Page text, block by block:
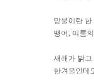
주인이 절
번 정도에
“자네와 열
“아니요, 크
맏물이란
뱅어, 여름
새해가 밝
한겨울인데